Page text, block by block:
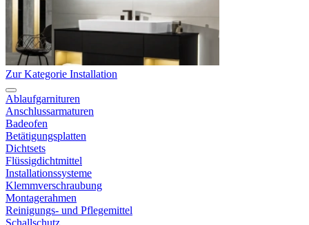
Zur Kategorie Installation
Ablaufgarnituren
Anschlussarmaturen
Badeofen
Betätigungsplatten
Dichtsets
Flüssigdichtmittel
Installationssysteme
Klemmverschraubung
Montagerahmen
Reinigungs- und Pflegemittel